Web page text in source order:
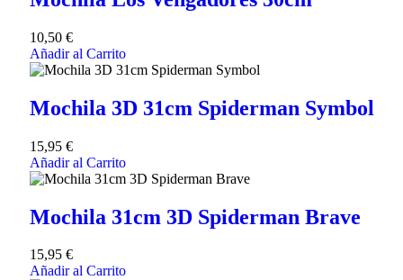
10,50 €
Añadir al Carrito
Mochila 3D 31cm Spiderman Symbol
15,95 €
Añadir al Carrito
Mochila 31cm 3D Spiderman Brave
15,95 €
Añadir al Carrito